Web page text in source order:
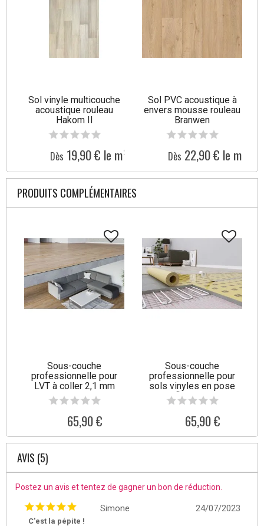
Sol vinyle multicouche
acoustique rouleau
Hakom II
Dès 19,90 € le m²
Sol PVC acoustique à
envers mousse rouleau
Branwen
Dès 22,90 € le m²
PRODUITS COMPLÉMENTAIRES
Sous-couche
professionnelle pour
LVT à coller 2,1 mm
65,90 €
Sous-couche
professionnelle pour
sols vinyles en pose
flottante
65,90 €
AVIS (5)
Postez un avis et tentez de gagner un bon de réduction.
24/07/2023
Simone
C'est la pépite !